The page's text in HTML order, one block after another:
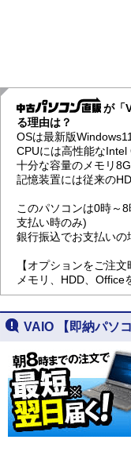
が「
る理由は？
OSは最新版
CPUには高性能なIntel
十分な容量のメモリ
記憶装置には従来の
このパソコンは0時～
支払い時のみ)
銀行振込でお支払いの
【オプションをご注文
メモリ、HDD、Office
VAIO 【即納パソ